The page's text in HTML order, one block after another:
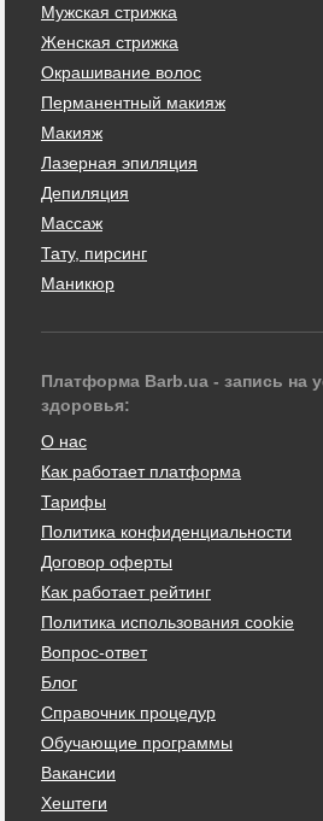
Мужская стрижка
Женская стрижка
Окрашивание волос
Перманентный макияж
Макияж
Лазерная эпиляция
Депиляция
Массаж
Тату, пирсинг
Маникюр
Платформа Barb.ua - запись на
здоровья:
О нас
Как работает платформа
Тарифы
Политика конфиденциальности
Договор оферты
Как работает рейтинг
Политика использования cookie
Вопрос-ответ
Блог
Справочник процедур
Обучающие программы
Вакансии
Хештеги